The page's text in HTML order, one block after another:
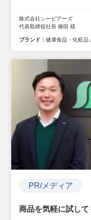
株式会社シーピアーズ
代表取締役社長 柳田 様
ブランド：健康食品・化粧品
PR/メディア
商品を気軽に試し